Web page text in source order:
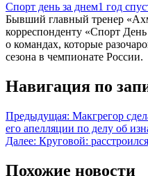
Спорт день за днем1 год
Бывший главный тренер
корреспонденту «Спорт
о командах, которые
сезона в чемпионате России.
Навигация по
Предыдущая: Макгрегор
его апелляции по делу об
Далее: Круговой:
Похожие новости